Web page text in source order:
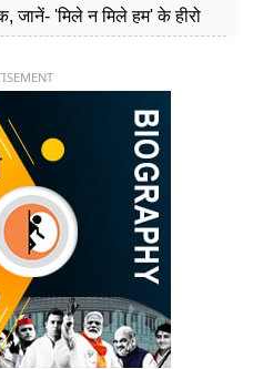
जानें- 'मिले न मिले हम' के हीरो